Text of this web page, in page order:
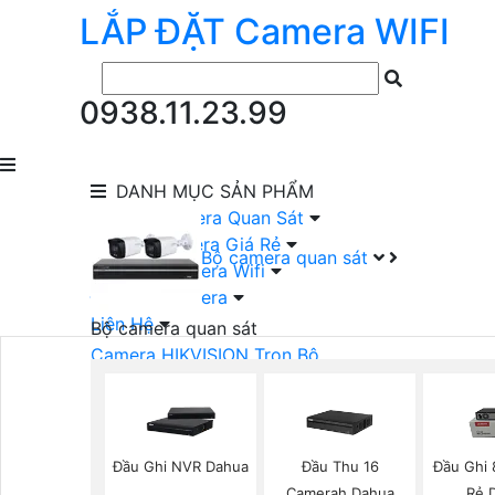
LẮP ĐẶT Camera WIFI
0938.11.23.99
DANH MỤC SẢN PHẨM
Bộ camera quan sát
Bộ camera quan sát
Camera HIKVISION Trọn Bộ
Camera DAHUA Trọn Bộ
Camera giá Rẻ Trọn Bộ
Bộ Camera Nên Dùng
Bộ Camera Có Màu Ban Đêm
lắp Đặt Camera Quan Sát
Lắp Bộ Camera Giá Rẻ
Lắp Đặt Camera Wifi
Đầu Ghi Camera
Liên Hệ
Đầu Ghi NVR Dahua
Đầu Thu 16
Đầu Ghi